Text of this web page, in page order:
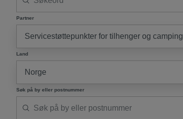
Partner
Land
Søk på by eller postnummer